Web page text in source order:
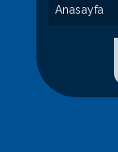
Anasayfa